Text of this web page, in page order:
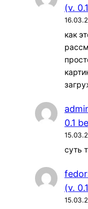
(v.
как
0.1
суть
(v.